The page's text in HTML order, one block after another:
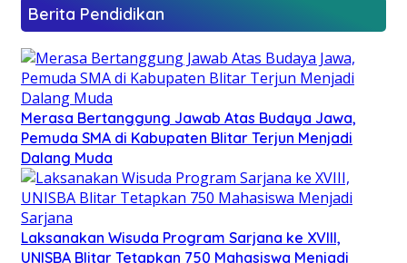
Berita Pendidikan
Merasa Bertanggung Jawab Atas Budaya Jawa,
Pemuda SMA di Kabupaten Blitar Terjun Menjadi
Dalang Muda
Laksanakan Wisuda Program Sarjana ke XVIII,
UNISBA Blitar Tetapkan 750 Mahasiswa Menjadi